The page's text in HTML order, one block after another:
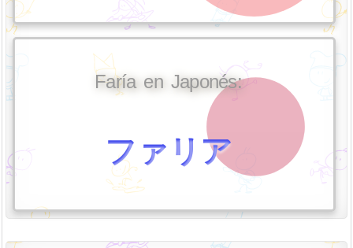
Faría en Japonés:
ファリア